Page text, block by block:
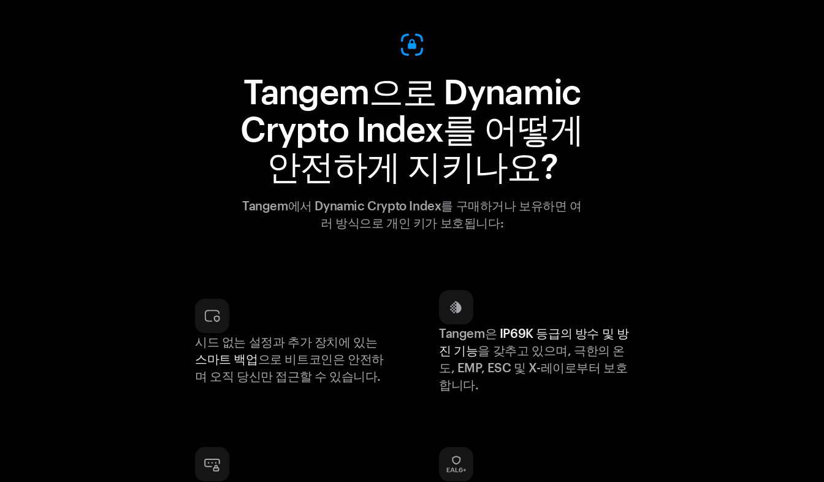
Tangem으로 Dynamic
Crypto Index를 어떻게
안전하게 지키나요?
Tangem에서 Dynamic Crypto Index를 구매하거나 보유하면 여
러 방식으로 개인 키가 보호됩니다:
시드 없는 설정과 추가 장치에 있는
스마트 백업 으로 비트코인은 안전하
며 오직 당신만 접근할 수 있습니다.
Tangem은 IP69K 등급의 방수 및 방
진 기능을 갖추고 있으며, 극한의 온
도, EMP, ESC 및 X-레이로부터 보호
합니다.